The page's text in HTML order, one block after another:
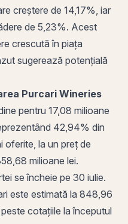
creștere de 14,17%, iar
de 5,23%. Acest
crescută în piața
sugerează potențială
Purcari Wineries
pentru 17,08 milioane
42,94% din
oferite, la un preț de
milioane lei.
se încheie pe 30 iulie.
este estimată la 848,96
cotațiile la începutul